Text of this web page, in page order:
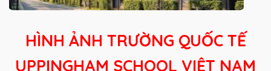
HÌNH ẢNH TRƯỜNG QUỐC TẾ
UPPINGHAM SCHOOL VIỆT NAM